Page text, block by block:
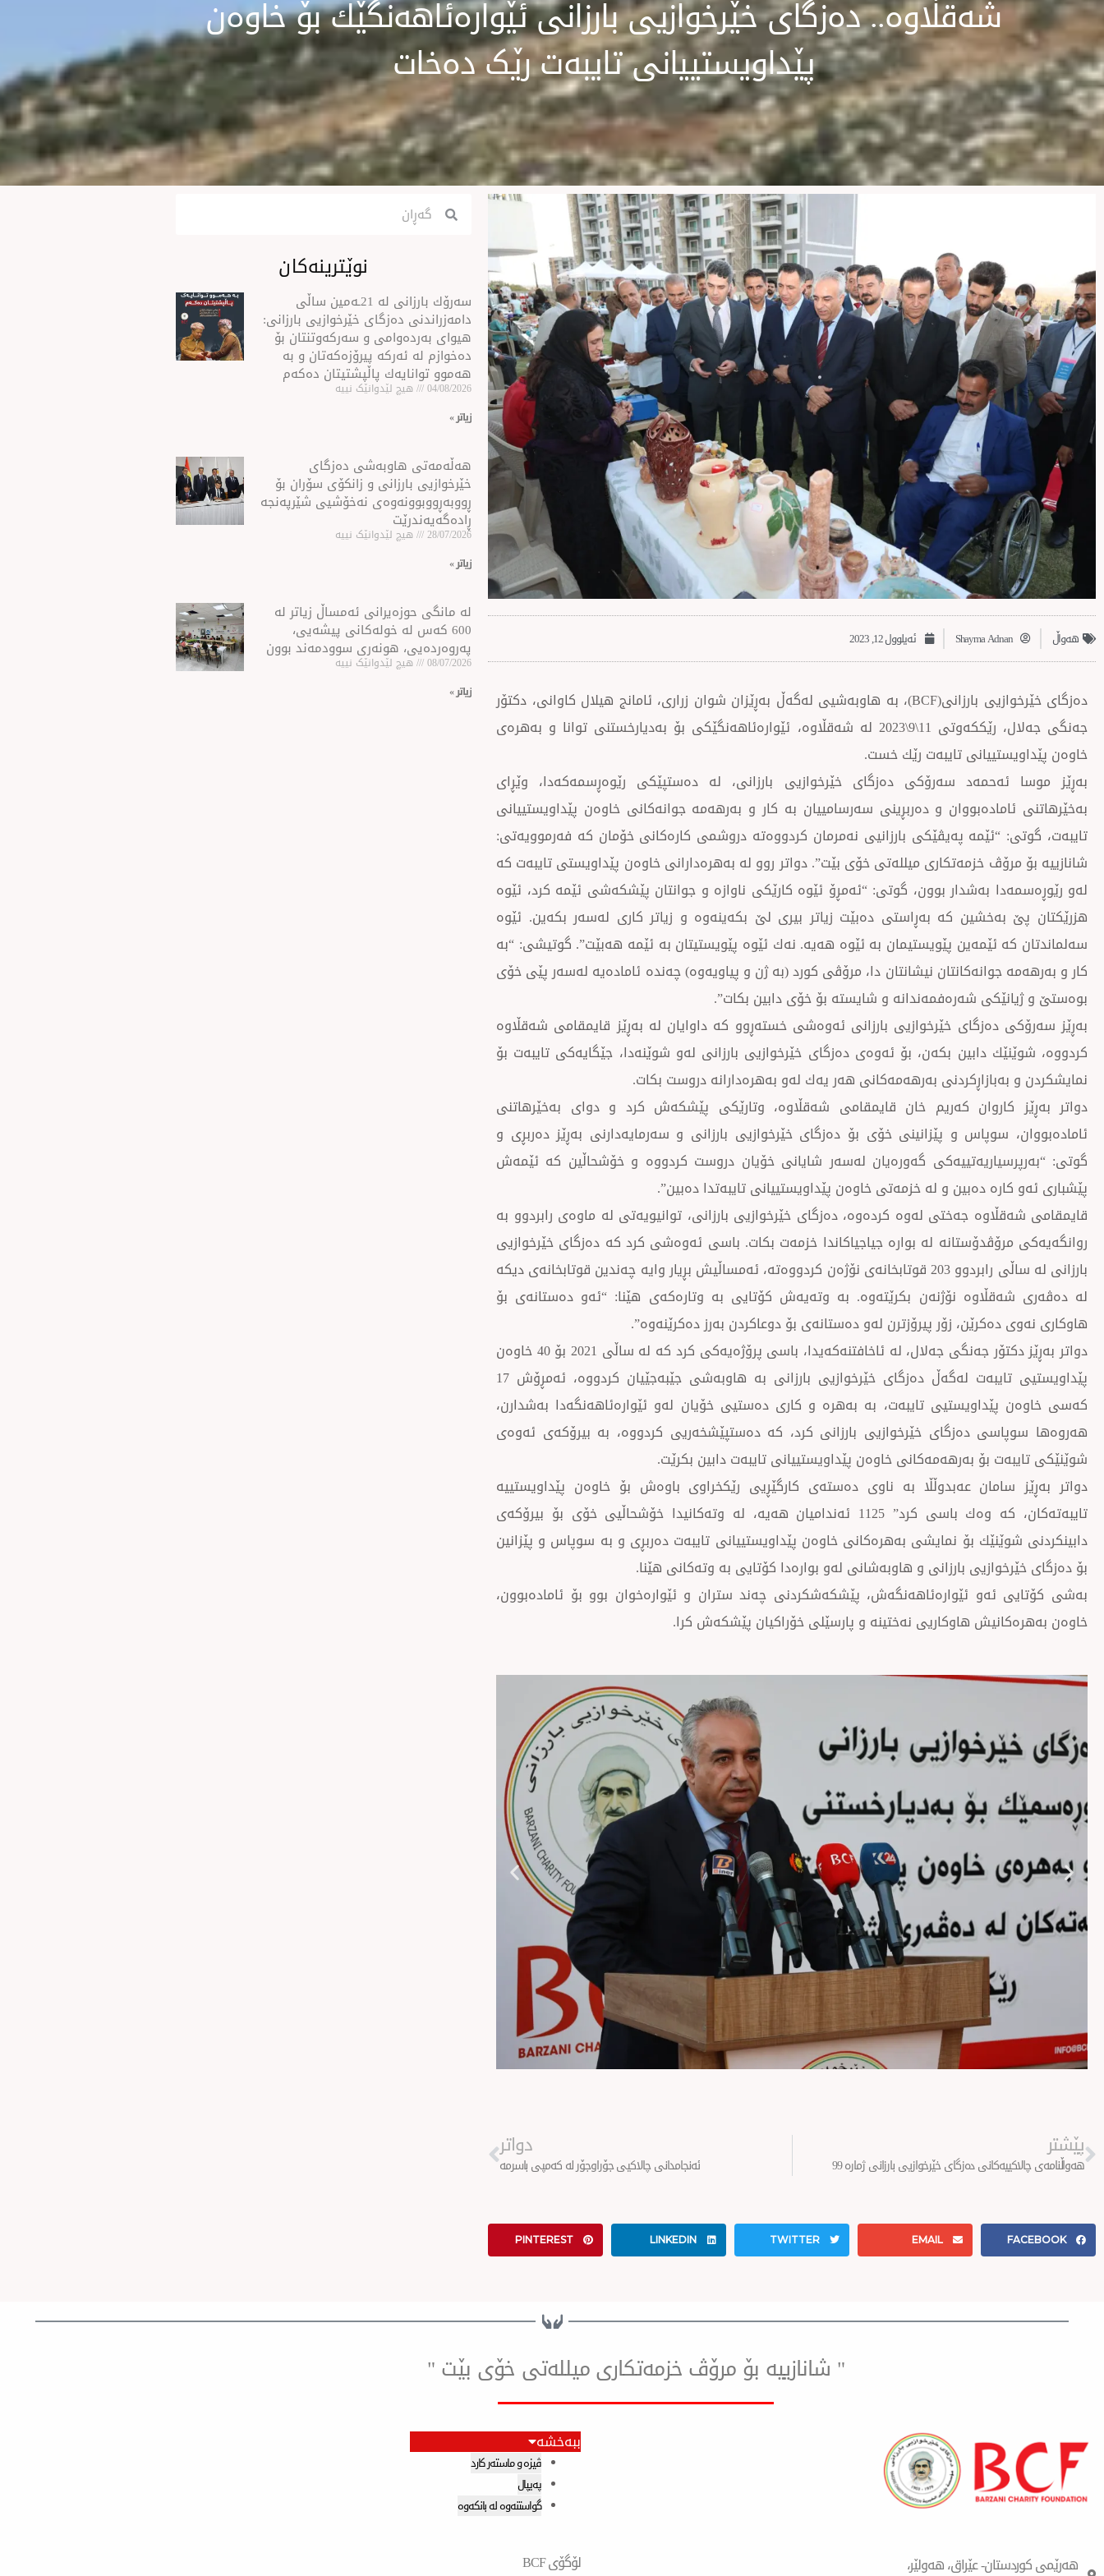
شەقڵاوە.. دەزگای خێرخوازیی بارزانی ئێوارەئاهەنگێك بۆ خاوەن
پێداویستییانی تایبەت رێک دەخات
‌‌هەواڵ Shayma Adnan ئەیلوول 12, 2023
دەزگای خێرخوازیی بارزانی(BCF)، بە هاوبەشیی لەگەڵ بەڕێزان شوان زراری، ئامانج هیلال كاوانی، دكتۆر
جەنگی جەلال، رێككەوتی 11\9\2023 لە شەقڵاوە، ئێوارەئاهەنگێكی بۆ بەدیارخستنی توانا و بەهرەی
خاوەن پێداویستییانی تایبەت رێك خست.
بەڕێز موسا ئەحمەد سەرۆكی دەزگای خێرخوازیی بارزانی، لە دەستپێكی رێوەڕسمەكەدا، وێڕای
بەخێرهاتنی ئامادەبووان و دەربڕینی سەرسامییان بە كار و بەرهەمە جوانەكانی خاوەن پێداویستییانی
تایبەت، گوتی: “ئێمە پەیڤێكی بارزانیی نەمرمان كردووەتە دروشمی كارەكانی خۆمان كە فەرموویەتی:
شانازییە بۆ مرۆڤ خزمەتكاری میللەتی خۆی بێت”. دواتر روو لە بەهرەدارانی خاوەن پێداویستی تایبەت كە
لەو رێوڕەسمەدا بەشدار بوون، گوتی: “ئەمڕۆ ئێوە كارێكی ناوازە و جوانتان پێشكەشی ئێمە كرد، ئێوە
هزرێكتان پێ بەخشین كە بەڕاستی دەبێت زیاتر بیری لێ بكەینەوە و زیاتر كاری لەسەر بكەین. ئێوە
سەلماندتان كە ئێمەین پێویستیمان بە ئێوە هەیە. نەك ئێوە پێویستیتان بە ئێمە هەبێت”. گوتیشی: “بە
كار و بەرهەمە جوانەكانتان نیشانتان دا، مرۆڤی كورد (بە ژن و پیاویەوە) چەندە ئامادەیە لەسەر پێی خۆی
بوەستێ و ژیانێكی شەرەفمەندانە و شایستە بۆ خۆی دابین بكات”.
بەڕێز سەرۆكی دەزگای خێرخوازیی بارزانی ئەوەشی خستەڕوو كە داوایان لە بەڕێز قایمقامی شەقڵاوە
كردووە، شوێنێك دابین بكەن، بۆ ئەوەی دەزگای خێرخوازیی بارزانی لەو شوێنەدا، جێگایەكی تایبەت بۆ
نمایشكردن و بەبازاڕكردنی بەرهەمەكانی هەر یەك لەو بەهرەدارانە دروست بكات.
دواتر بەڕێز كاروان كەریم خان قایمقامی شەقڵاوە، وتارێكی پێشكەش كرد و دوای بەخێرهاتنی
ئامادەبووان، سوپاس و پێزانینی خۆی بۆ دەزگای خێرخوازیی بارزانی و سەرمایەدارنی بەڕێز دەربڕی و
گوتی: “بەرپرسیاریەتییەكی گەورەیان لەسەر شایانی خۆیان دروست كردووە و خۆشحاڵین كە ئێمەش
پێشباری ئەو كارە دەبین و لە خزمەتی خاوەن پێداویستییانی تایبەتدا دەبین”.
قایمقامی شەقڵاوە جەختی لەوە كردەوە، دەزگای خێرخوازیی بارزانی، توانیویەتی لە ماوەی رابردوو بە
روانگەیەكی مرۆڤدۆستانە لە بوارە جیاجیاكاندا خزمەت بكات. باسی ئەوەشی كرد كە دەزگای خێرخوازیی
بارزانی لە ساڵی رابردوو 203 قوتابخانەی نۆژەن كردووەتە، ئەمساڵیش بڕیار وایە چەندین قوتابخانەی دیكە
لە دەڤەری شەقڵاوە نۆژنەن بكرێتەوە. بە وتەیەش كۆتایی بە وتارەكەی هێنا: “ئەو دەستانەی بۆ
هاوكاری نەوی دەكرێن، زۆر پیرۆزترن لەو دەستانەی بۆ دوعاكردن بەرز دەكرێنەوە”.
دواتر بەڕێز دكتۆر جەنگی جەلال، لە ئاخافتنەكەیدا، باسی پرۆژەیەكی كرد كە لە ساڵی 2021 بۆ 40 خاوەن
پێداویستیی تایبەت لەگەڵ دەزگای خێرخوازیی بارزانی بە هاوبەشی جێبەجێیان كردووە، ئەمڕۆش 17
كەسی خاوەن پێداویستیی تایبەت، بە بەهرە و كاری دەستیی خۆیان لەو ئێوارەئاهەنگەدا بەشدارن،
هەروەها سوپاسی دەزگای خێرخوازیی بارزانی كرد، كە دەستپێشخەریی كردووە، بە بیرۆكەی ئەوەی
شوێنێكی تایبەت بۆ بەرهەمەكانی خاوەن پێداویستییانی تایبەت دابین بكرێت.
دواتر بەڕێز سامان عەبدوڵڵا بە ناوی دەستەی كارگێڕیی رێكخراوی باوەش بۆ خاوەن پێداویستییە
تایبەتەكان، كە وەك باسی كرد” 1125 ئەندامیان هەیە، لە وتەكانیدا خۆشحاڵیی خۆی بۆ بیرۆكەی
دابینكردنی شوێنێك بۆ نمایشی بەهرەكانی خاوەن پێداویستییانی تایبەت دەربڕی و بە سوپاس و پێزانین
بۆ دەزگای خێرخوازیی بارزانی و هاوبەشانی لەو بوارەدا كۆتایی بە وتەكانی هێنا.
بەشی كۆتایی ئەو ئێوارەئاهەنگەش، پێشكەشكردنی چەند ستران و ئێوارەخوان بوو بۆ ئامادەبوون،
خاوەن بەهرەكانیش هاوكاریی نەختینە و پارسێلی خۆراكیان پێشكەش كرا.
پێشتر
هەواڵنامەی چالاکییەکانی دەزگای خێرخوازیی بارزانی ژمارە 99
دواتر
ئەنجامدانی چالاكیی جۆراوجۆر لە کەمپی باسرمە
FACEBOOK
EMAIL
TWITTER
LINKEDIN
PINTEREST
Search
Search
نوێترینەکان
سه‌رۆك بارزانی له‌ 21ـه‌مین ساڵی
دامەزراندنی دەزگای خێرخوازیی بارزانی:
هیوای بەردەوامی و سەركەوتنتان بۆ
دەخوازم لە ئەركە پیرۆزەكەتان و بە
هەموو توانایەك پاڵپشتیتان دەكەم
04/08/2026 هیچ لێدوانێک نییە
زیاتر »
هه‌ڵه‌مه‌تی هاو‌به‌شی ده‌زگای
خێرخوازیی بارزانی و زانكۆی سۆران بۆ
ڕووبه‌ڕووبوونه‌وه‌ی نه‌خۆشیی شێرپه‌نجه‌
ڕاده‌گه‌یه‌ندرێت
28/07/2026 هیچ لێدوانێک نییە
زیاتر »
لە مانگی حوزەیرانی ئەمساڵ زیاتر له‌
600 كه‌س له‌ خولەكانی پیشەیی،
پەروەردەیی، هونەری سوودمه‌ند بوون
08/07/2026 هیچ لێدوانێک نییە
زیاتر »
" شانازییه بۆ مرۆڤ خزمەتكاری میللەتی خۆی بێت "
هەرێمی کوردستان- عێراق، هەولێر،
ببەخشە
ڤیزە و ماستەر کارد
پەیپال
گواستنەوە لە بانکەوە
لۆگۆی BCF